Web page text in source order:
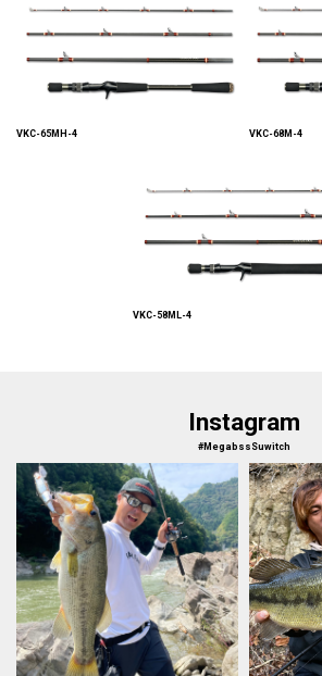
VKC-65MH-4 VKC-68M-4
VKC-58ML-4
Instagram
#MegabssSuwitch